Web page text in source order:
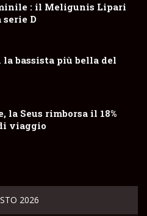
: il Meligunis Lipari
D
la bassista più bella del
la Seus rimborsa il 18%
viaggio
2026